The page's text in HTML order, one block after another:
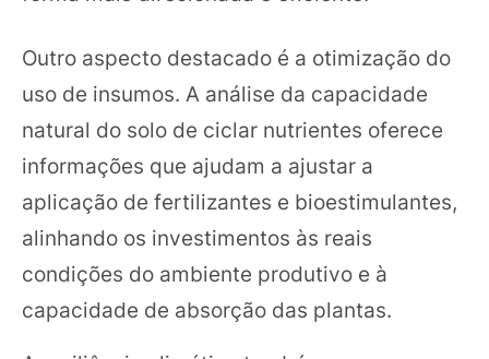
Outro aspecto destacado é a otimização do
uso de insumos. A análise da capacidade
natural do solo de ciclar nutrientes oferece
informações que ajudam a ajustar a
aplicação de fertilizantes e bioestimulantes,
alinhando os investimentos às reais
condições do ambiente produtivo e à
capacidade de absorção das plantas.